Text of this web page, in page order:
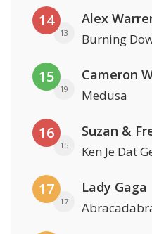
14
13
Alex
Burning
15
19
Cameron
Medusa
16
15
Suzan &
Ken Je Dat
17
17
Lady Gaga